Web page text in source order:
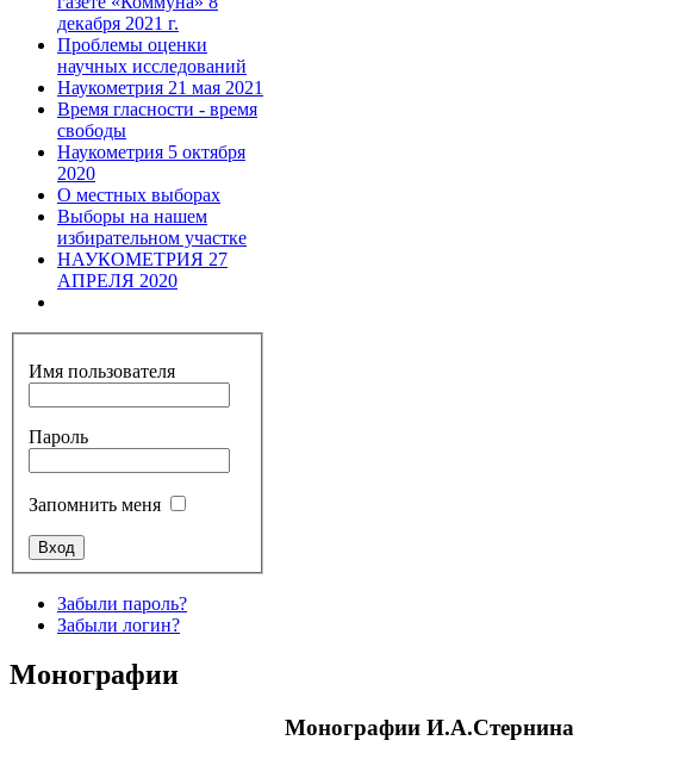
декабря 2021 г.
Проблемы оценки
научных исследований
Наукометрия 21 мая 2021
Время гласности - время
свободы
Наукометрия 5 октября
2020
О местных выборах
Выборы на нашем
избирательном участке
НАУКОМЕТРИЯ 27
АПРЕЛЯ 2020
Имя пользователя
Пароль
Запомнить меня
Забыли пароль?
Забыли логин?
Монографии
Монографии И.А.Стернина